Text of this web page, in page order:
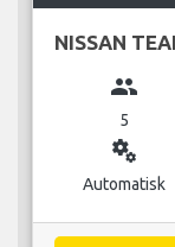
NISSAN
group
5
miscellaneous_services
Automatisk